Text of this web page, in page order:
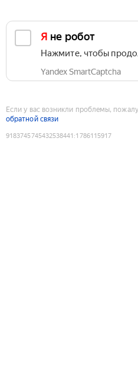
Я не робот
Нажмите, чтобы
Yandex SmartCaptcha
Если у вас возникли проблемы,
обратной связи
9183745745432538441 :1786115917